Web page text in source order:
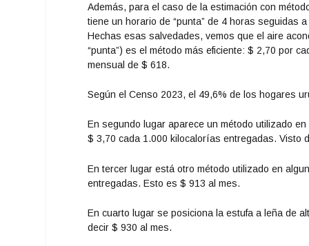
Además, para el caso de la estimación con
tiene un horario de “punta” de 4 horas seguidas
Hechas esas salvedades, vemos que el aire
“punta”) es el método más eficiente: $ 2,70 por
mensual de $ 618.
Según el Censo 2023, el 49,6% de los hogares
En segundo lugar aparece un método utilizado
$ 3,70 cada 1.000 kilocalorías entregadas. Visto
En tercer lugar está otro método utilizado en
entregadas. Esto es $ 913 al mes.
En cuarto lugar se posiciona la estufa a leña de
decir $ 930 al mes.